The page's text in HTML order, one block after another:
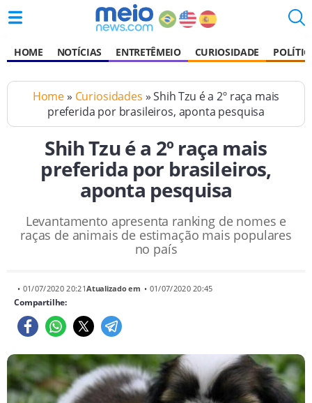
HOME NOTÍCIAS ENTRETÊMEIO CURIOSIDADE
Home» Curiosidades » Shih Tzu é a 2º raça mais
preferida por brasileiros, aponta pesquisa
Shih Tzu é a 2º raça mais
preferida por brasileiros,
aponta pesquisa
Levantamento apresenta ranking de nomes e
raças de animais de estimação mais populares
no país
• 01/07/2020 20:21Atualizado em • 01/07/2020 20:45
Compartilhe: